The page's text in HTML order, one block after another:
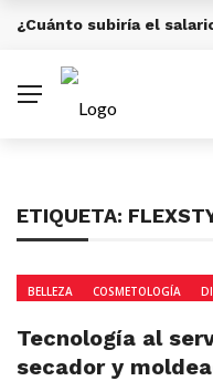
ULTIMA HORA
¿Cuánto subiría el
ETIQUETA:
BELLEZA COSMETOLOGÍA
Tecnología al
secador y